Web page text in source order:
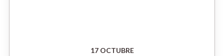
17 OCTUBRE